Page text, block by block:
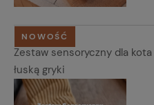
Zestaw sensoryczny dla
łuską gryki
NOWOŚĆ